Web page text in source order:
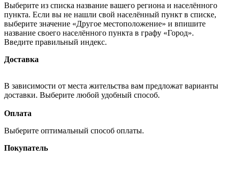
Выберите из списка название вашего региона и населённого
пункта. Если вы не нашли свой населённый пункт в списке,
выберите значение «Другое местоположение» и впишите
название своего населённого пункта в графу «Город».
Введите правильный индекс.
Доставка
В зависимости от места жительства вам предложат варианты
доставки. Выберите любой удобный способ.
Оплата
Выберите оптимальный способ оплаты.
Покупатель